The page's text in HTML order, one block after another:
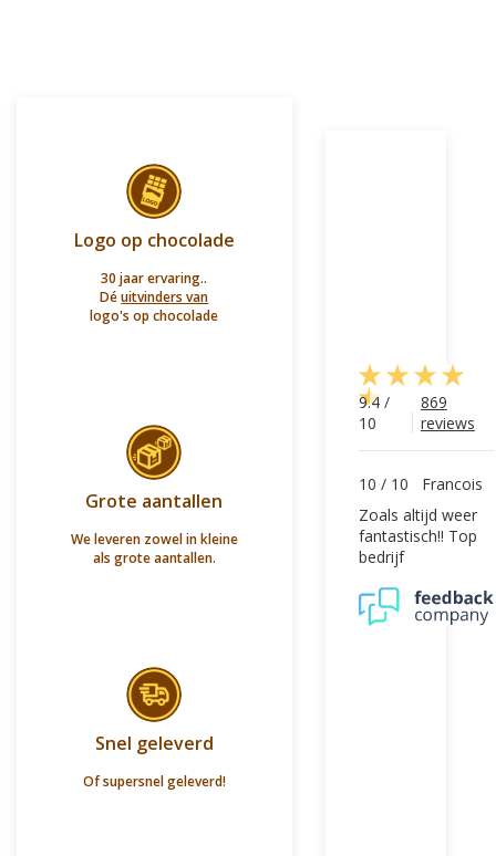
Logo op chocolade
30 jaar ervaring..
Déuitvinders van
logo's op chocolade
Grote aantallen
We leveren zowel in kleine
als grote aantallen.
Snel geleverd
Of supersnel geleverd!
9.4 /
10
869
reviews
10 / 10
Francois
Zoals altijd weer
fantastisch!! Top
bedrijf